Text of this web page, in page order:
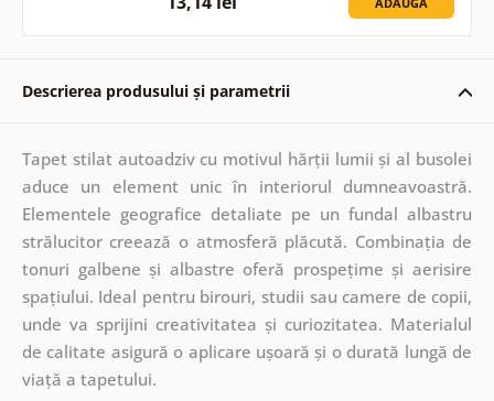
Descrierea produsului și parametrii
Tapet stilat autoadziv cu motivul hărții lumii și al busolei
aduce un element unic în interiorul dumneavoastră.
Elementele geografice detaliate pe un fundal albastru
strălucitor creează o atmosferă plăcută. Combinația de
tonuri galbene și albastre oferă prospețime și aerisire
spațiului. Ideal pentru birouri, studii sau camere de copii,
unde va sprijini creativitatea și curiozitatea. Materialul
de calitate asigură o aplicare ușoară și o durată lungă de
viață a tapetului.